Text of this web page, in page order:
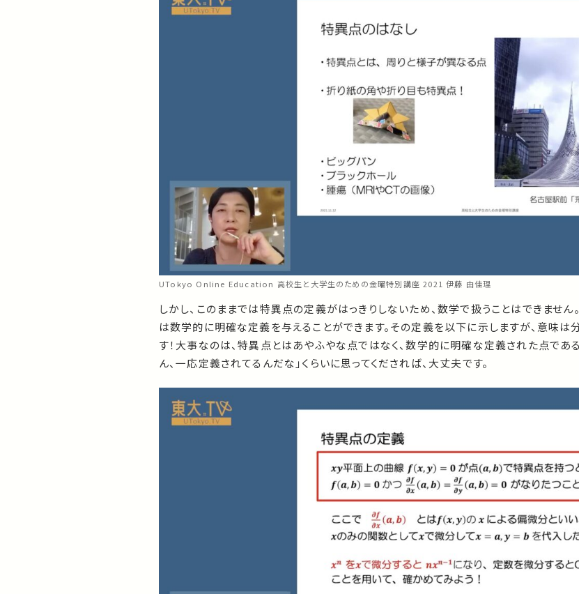
UTokyo Online Education 高校生と大学生のための金曜特別講座 2021 伊藤 由佳理
しかし、このままでは特異点の定義がはっきりしないため、数学で扱うことはできません
は数学的に明確な定義を与えることができます。その定義を以下に示しますが、意味は
す！大事なのは、特異点とはあやふやな点ではなく、数学的に明確な定義された点である
ん、一応定義されてるんだな」くらいに思ってくだされば、大丈夫です。